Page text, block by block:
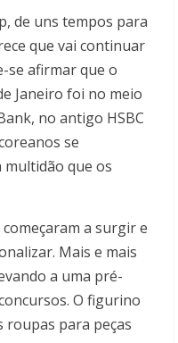
de uns tempos para
que vai continuar
se afirmar que o
Janeiro foi no meio
no antigo HSBC
se
que os
a surgir e
Mais e mais
a uma pré-
O figurino
roupas para peças